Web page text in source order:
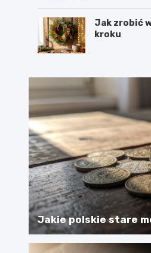
Jak zrobić
kroku
Jakie polskie stare